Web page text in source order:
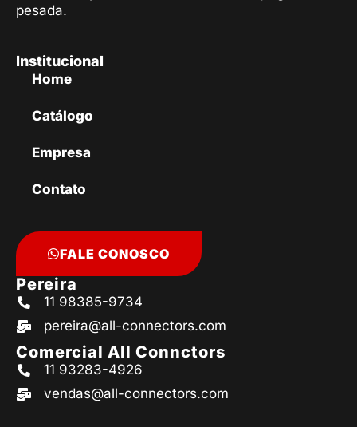
pesada.
Institucional
Home
Catálogo
Empresa
Contato
FALE CONOSCO
Pereira
11 98385-9734
pereira@all-connectors.com
Comercial All Connctors
11 93283-4926
vendas@all-connectors.com